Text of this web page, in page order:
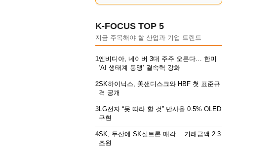
K-FOCUS TOP 5
지금 주목해야 할 산업과 기업 트렌드
1엔비디아, 네이버 3대 주주 오른다… 한미
‘AI 생태계 동맹’ 결속력 강화
2SK하이닉스, 美샌디스크와 HBF 첫 표준규
격 공개
3LG전자 “못 따라 할 것” 반사율 0.5% OLED
구현
4SK, 두산에 SK실트론 매각… 거래금액 2.3
조원